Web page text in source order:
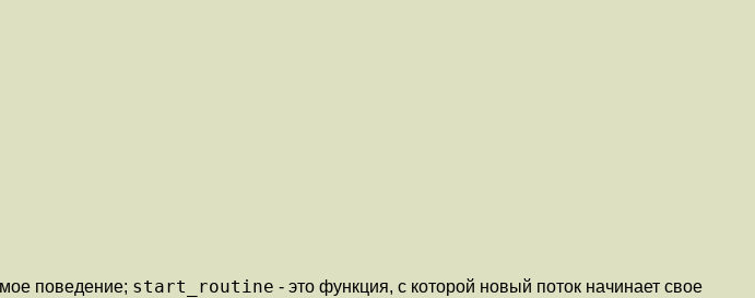
поведение; start_routine - это функция, с которой новый поток начинает свое